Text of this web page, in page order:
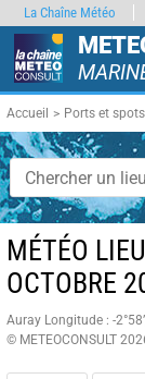
Accueil Ports et spots
MÉTÉO
OCTOBRE
Auray Longitude : -
© METEOCONSULT
La Chaîne Météo